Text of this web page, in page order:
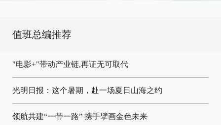
值班总编推荐
"电影+"带动产业链,再证无可取代
光明日报：这个暑期，赴一场夏日山海之约
领航共建“一带一路” 携手擘画金色未来